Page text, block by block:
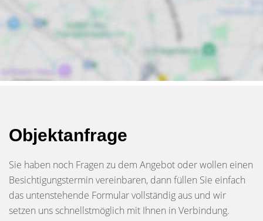
Objektanfrage
Sie haben noch Fragen zu dem Angebot oder wollen einen
Besichtigungstermin vereinbaren, dann füllen Sie einfach
das untenstehende Formular vollständig aus und wir
setzen uns schnellstmöglich mit Ihnen in Verbindung.